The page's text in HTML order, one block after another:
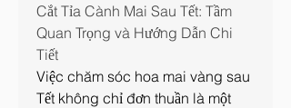
Cắt Tỉa Cành Mai Sau Tết: Tầm
Quan Trọng và Hướng Dẫn Chi
Tiết
Việc chăm sóc hoa mai vàng sau
Tết không chỉ đơn thuần là một